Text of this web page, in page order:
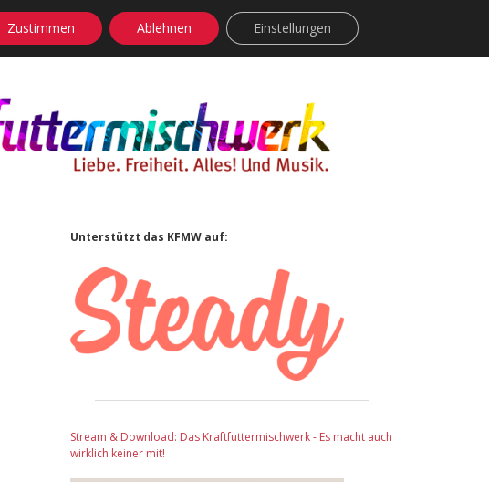
facebook
instagram
rss soundcloud
vimeoBluesky
Sidebar
Unterstützt das KFMW auf:
Stream & Download: Das Kraftfuttermischwerk - Es macht auch
wirklich keiner mit!
Zustimmen Ablehnen Einstellungen